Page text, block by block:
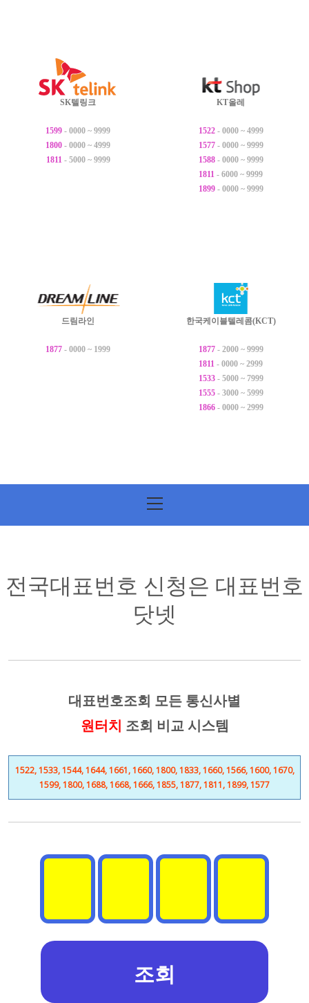
SK텔링크
1599 - 0000 ~ 9999
1800 - 0000 ~ 4999
1811- 5000 ~ 9999
KT올레
1522- 0000 ~ 4999
1577- 0000 ~ 9999
1588- 0000 ~ 9999
1811 - 6000 ~ 9999
1899- 0000 ~ 9999
드림라인
1877 - 0000 ~ 1999
한국케이블텔레콤(KCT)
1877- 2000 ~ 9999
1811 - 0000 ~ 2999
1533- 5000 ~ 7999
1555- 3000 ~ 5999
1866- 0000 ~ 2999
본
메
전국대표번호 신청은 대표번호
닷넷
대표번호조회 모든 통신사별
원터치 조회 비교 시스템
1522, 1533, 1544, 1644, 1661, 1660, 1800, 1833, 1660, 1566, 1600, 1670,
1599, 1800, 1688, 1668, 1666, 1855, 1877, 1811, 1899, 1577